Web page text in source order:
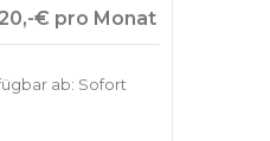
€ pro Monat
ab: Sofort